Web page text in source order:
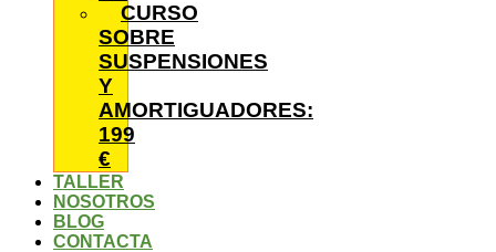
CURSO
SOBRE
SUSPENSIONES
Y
AMORTIGUADORES:
199
€
TALLER
NOSOTROS
BLOG
CONTACTA